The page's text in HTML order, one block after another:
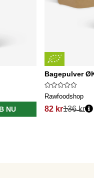
NU
Bagepulver
Rawfoodshop
82 kr136 kr